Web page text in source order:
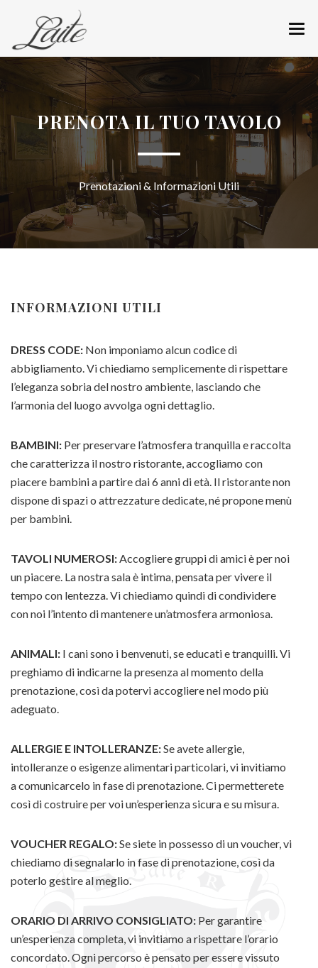
CHI SIAMO
MENÙ
CANTINA
REGALA UN’ESPERIENZA
PRENOTA IL TUO TAVOLO
PRENOTA IL TUO TAVOLO
Prenotazioni & Informazioni Utili
INFORMAZIONI UTILI
DRESS CODE: Non imponiamo alcun codice di
abbigliamento. Vi chiediamo semplicemente di rispettare
l’eleganza sobria del nostro ambiente, lasciando che
l’armonia del luogo avvolga ogni dettaglio.
BAMBINI: Per preservare l’atmosfera tranquilla e raccolta
che caratterizza il nostro ristorante, accogliamo con
piacere bambini a partire dai 6 anni di età. Il ristorante non
dispone di spazi o attrezzature dedicate, né propone menù
per bambini.
TAVOLI NUMEROSI:Accogliere gruppi di amici è per noi
un piacere. La nostra sala è intima, pensata per vivere il
tempo con lentezza. Vi chiediamo quindi di condividere
con noi l’intento di mantenere un’atmosfera armoniosa.
ANIMALI: I cani sono i benvenuti, se educati e tranquilli. Vi
preghiamo di indicarne la presenza al momento della
prenotazione, così da potervi accogliere nel modo più
adeguato.
ALLERGIE E INTOLLERANZE:Se avete allergie,
intolleranze o esigenze alimentari particolari, vi invitiamo
a comunicarcelo in fase di prenotazione. Ci permetterete
così di costruire per voi un’esperienza sicura e su misura.
VOUCHER REGALO:Se siete in possesso di un voucher, vi
chiediamo di segnalarlo in fase di prenotazione, così da
poterlo gestire al meglio.
ORARIO DI ARRIVO CONSIGLIATO: Per garantire
un’esperienza completa, vi invitiamo a rispettare l’orario
concordato. Ogni percorso è pensato per essere vissuto